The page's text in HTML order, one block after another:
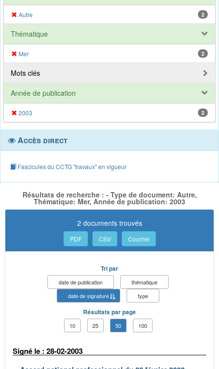
Autre 2
Thématique
Mer 2
Mots clés
Année de publication
2003 2
Accès direct
Fascicules du CCTG "travaux" en vigueur
Résultats de recherche : - Type de document: Autre,
Thématique: Mer, Année de publication: 2003
2 documents trouvés
PDF CSV Courriel
Tri par
date de publication
thématique
date de signature
type
Résultats par page
10 25 50 100
Signé le : 28-02-2003